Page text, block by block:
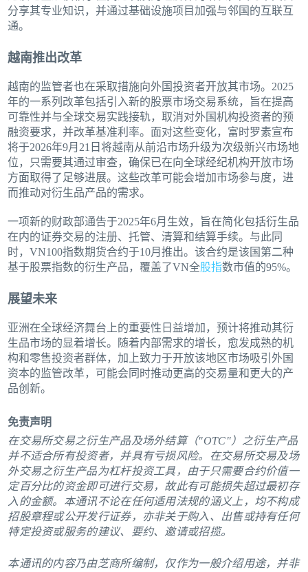
分享其专业知识，并通过基础设施项目加强与邻国的互联互
通。
越南推出改革
越南的监管者也在采取措施向外国投资者开放其市场。2025
年的一系列改革包括引入新的股票市场交易系统，旨在提高
可靠性并与全球交易实践接轨，取消对外国机构投资者的预
融资要求，并改革基准利率。面对这些变化，富时罗素宣布
将于2026年9月21日将越南从前沿市场升级为次级新兴市场地
位，只需要其通过审查，确保已在向全球经纪机构开放市场
方面取得了足够进展。这些改革可能会增加市场参与度，进
而推动对衍生品产品的需求。
一项新的财政部通告于2025年6月生效，旨在简化包括衍生品
在内的证券交易的注册、托管、清算和结算手续。与此同
时，VN100指数期货合约于10月推出。该合约是该国第二种
基于股票指数的衍生产品，覆盖了VN全股指数市值的95%。
展望未来
亚洲在全球经济舞台上的重要性日益增加，预计将推动其衍
生品市场的显着增长。随着内部需求的增长，愈发成熟的机
构和零售投资者群体，加上致力于开放该地区市场吸引外国
资本的监管改革，可能会同时推动更高的交易量和更大的产
品创新。
免责声明
在交易所交易之衍生产品及场外结算（"OTC"）之衍生产品
并不适合所有投资者，并具有亏损风险。在交易所交易及场
外交易之衍生产品为杠杆投资工具，由于只需要合约价值一
定百分比的资金即可进行交易，故此有可能损失超过最初存
入的金额。本通讯不论在任何适用法规的涵义上，均不构成
招股章程或公开发行证券，亦非关于购入、出售或持有任何
特定投资或服务的建议、要约、邀请或招揽。
本通讯的内容乃由芝商所编制，仅作为一般介绍用途，并非